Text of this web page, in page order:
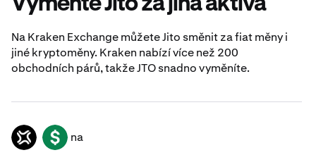
Na Kraken Exchange můžete Jito směnit za fiat měny i
jiné kryptoměny. Kraken nabízí více než 200
obchodních párů, takže JTO snadno vyměníte.
JTO USD na